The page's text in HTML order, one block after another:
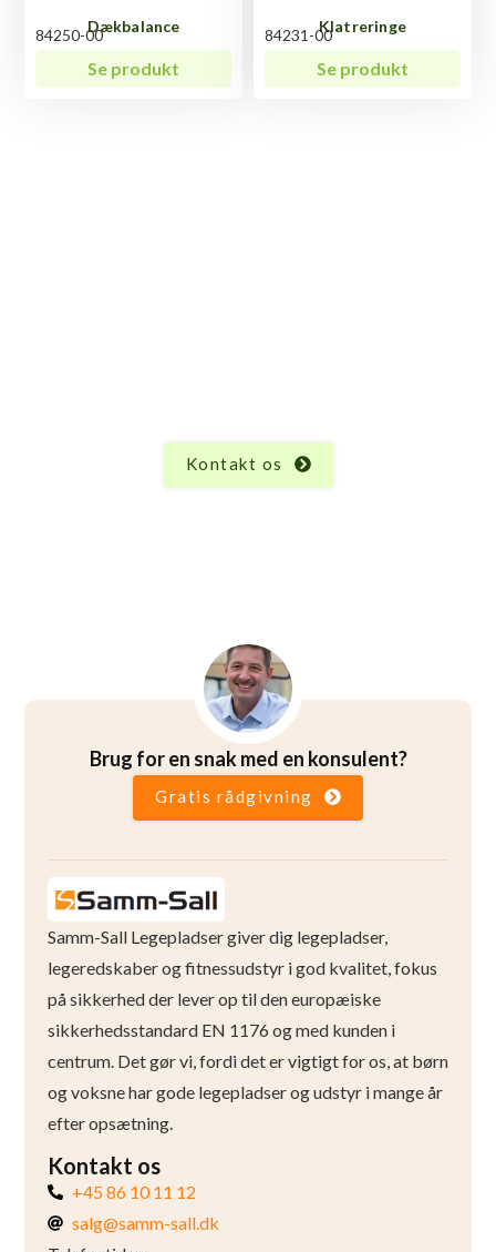
Dækbalance
84250-00
Se produkt
Klatreringe
84231-00
Se produkt
Kontakt os
Brug for en snak med en konsulent?
Gratis rådgivning
Samm-Sall Legepladser giver dig legepladser,
legeredskaber og fitnessudstyr i god kvalitet, fokus
på sikkerhed der lever op til den europæiske
sikkerhedsstandard EN 1176 og med kunden i
centrum. Det gør vi, fordi det er vigtigt for os, at børn
og voksne har gode legepladser og udstyr i mange år
efter opsætning.
Kontakt os
+45 86 10 11 12
salg@samm-sall.dk